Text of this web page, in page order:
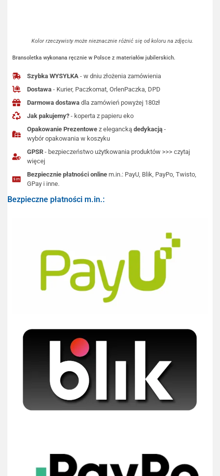
Kolor rzeczywisty może nieznacznie różnić się od koloru na zdjęciu.
Bransoletka wykonana ręcznie w Polsce z materiałów jubilerskich.
Szybka WYSYŁKA - w dniu złożenia zamówienia
Dostawa - Kurier, Paczkomat, OrlenPaczka, DPD
Darmowa dostawa dla zamówień powyżej 180zł
Jak pakujemy? - koperta z papieru eko
Opakowanie Prezentowe z eleganckądedykacją -
wybór opakowania w koszyku
GPSR - bezpieczeństwo użytkowania produktów >>> czytaj
więcej
Bezpiecznie płatności online m.in.: PayU, Blik, PayPo, Twisto,
GPay i inne.
Bezpieczne płatności m.in.: